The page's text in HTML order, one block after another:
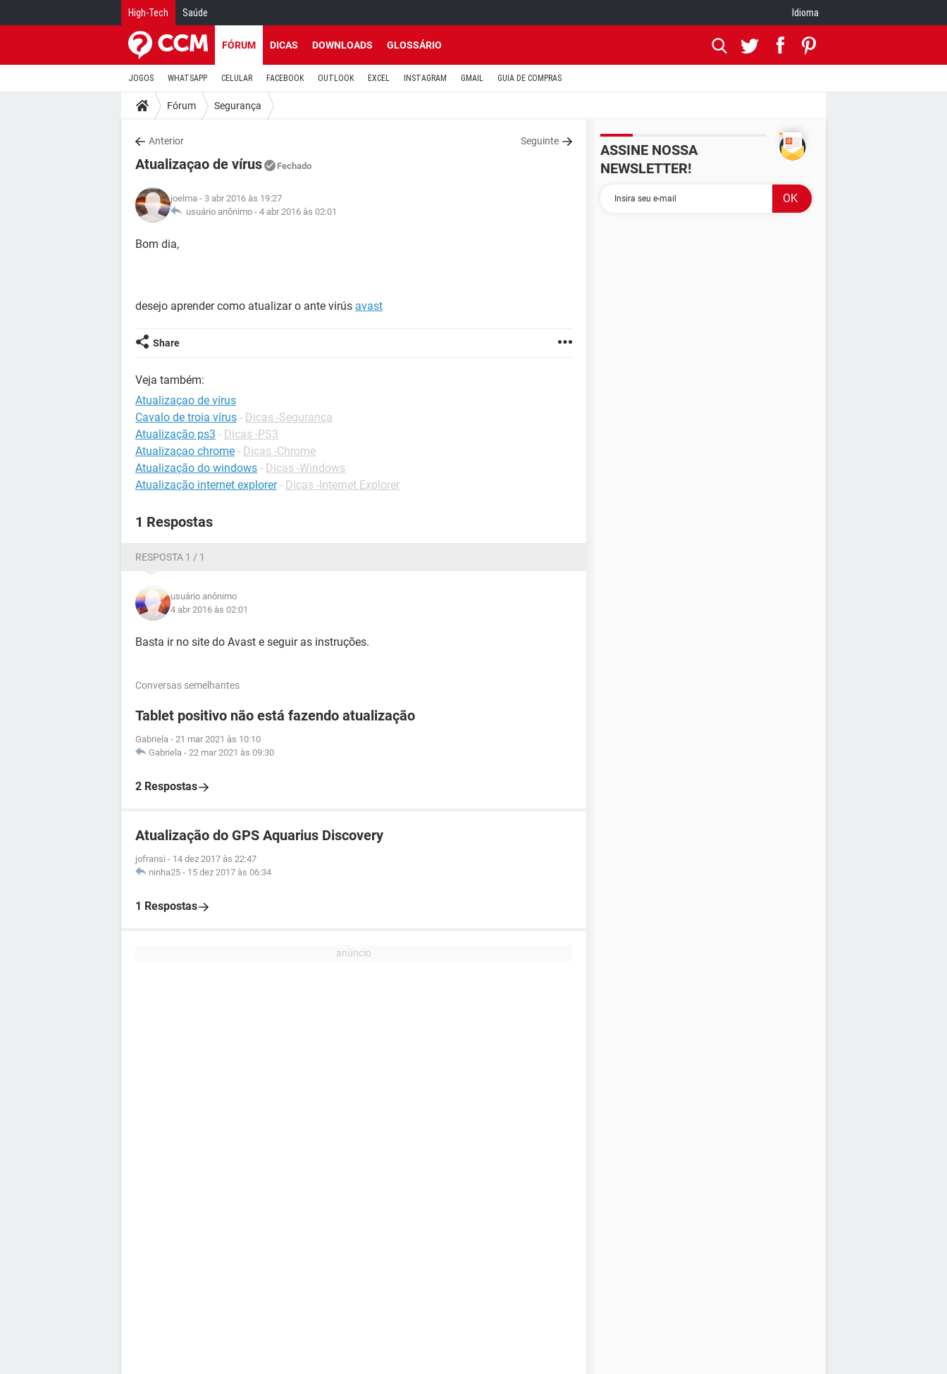
High-Tech Saúde Idioma
FÓRUM DICAS DOWNLOADS GLOSSÁRIO
JOGOS WHATSAPP CELULAR FACEBOOK OUTLOOK EXCEL INSTAGRAM GMAIL GUIA DE COMPRAS
Fórum Segurança
Anterior Seguinte
Atualizaçao de vírus Fechado
joelma - 3 abr 2016 às 19:27
usuário anônimo - 4 abr 2016 às 02:01
Bom dia,
desejo aprender como atualizar o ante virús avast
Share
Veja também:
Atualizaçao de vírus
Cavalo de troia vírus - Dicas -Segurança
Atualização ps3 - Dicas -PS3
Atualizaçao chrome - Dicas -Chrome
Atualização do windows - Dicas -Windows
Atualização internet explorer - Dicas -Internet Explorer
1 Respostas
RESPOSTA 1 / 1
usuário anônimo
4 abr 2016 às 02:01
Basta ir no site do Avast e seguir as instruções.
Conversas semelhantes
Tablet positivo não está fazendo atualização
Gabriela - 21 mar 2021 às 10:10
Gabriela - 22 mar 2021 às 09:30
2 Respostas
Atualização do GPS Aquarius Discovery
jofransi - 14 dez 2017 às 22:47
ninha25 - 15 dez 2017 às 06:34
1 Respostas
ASSINE NOSSA
NEWSLETTER!